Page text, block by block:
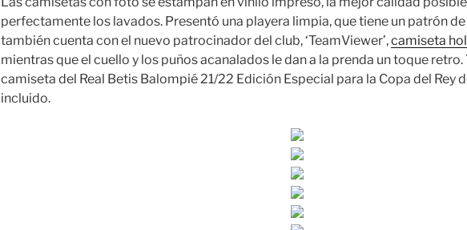
perfectamente los lavados. Presentó una playera limpia, que tiene un patrón de
también cuenta con el nuevo patrocinador del club, ‘TeamViewer’,camiseta
mientras que el cuello y los puños acanalados le dan a la prenda un toque retro.
camiseta del Real Betis Balompié 21/22 Edición Especial para la Copa del Rey
incluido.